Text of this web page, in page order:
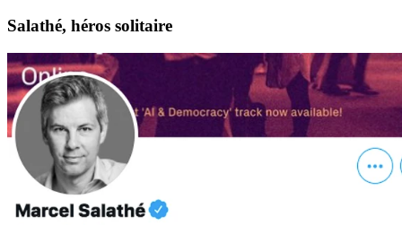
Salathé, héros solitaire